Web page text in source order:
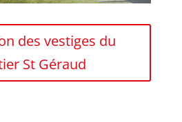
des vestiges du
St Géraud